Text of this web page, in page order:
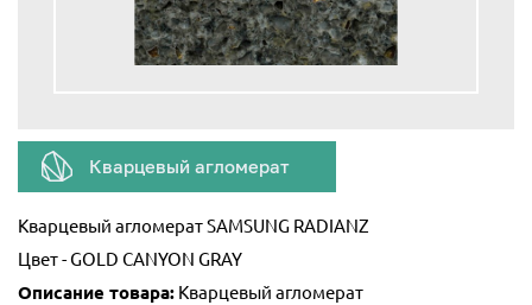
Кварцевый агломерат
Кварцевый агломерат SAMSUNG RADIANZ
Цвет - GOLD CANYON GRAY
Описание товара: Кварцевый агломерат